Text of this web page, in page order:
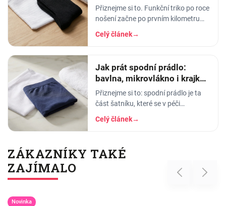
Přiznejme si to. Funkční triko po roce
nošení začne po prvním kilometru
smrdět tak, že ho radši věšíte na
balkon než do skříně. Termoprádlo…
Celý článek→
Jak prát spodní prádlo:
bavlna, mikrovlákno i krajka,
aby vydrželo
Přiznejme si to: spodní prádlo je ta
část šatníku, které se v péči
věnujeme nejmíň. Hodíme ho do
pračky se vším ostatním, dáme
Celý článek→
ZÁKAZNÍKY TAKÉ
ZAJÍMALO
Previous
Novinka
Next